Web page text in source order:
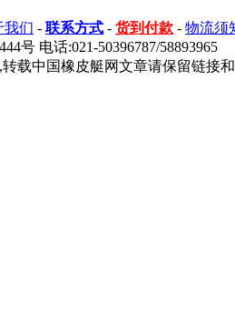
我们 - 联系方式 - 货到付款 - 物流须
号 电话:021-50396787/58893965
载中国橡皮艇网文章请保留链接